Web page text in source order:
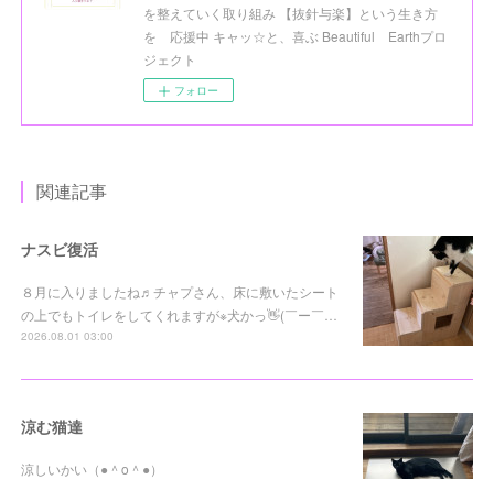
を整えていく取り組み 【抜針与楽】という生き方
を 応援中 キャッ☆と、喜ぶ Beautiful Earthプロ
ジェクト
フォロー
関連記事
ナスビ復活
８月に入りましたね♬チャプさん、床に敷いたシート
の上でもトイレをしてくれますが※犬かっ👋(￣ー￣…
2026.08.01 03:00
涼む猫達
涼しいかい（●＾o＾●）